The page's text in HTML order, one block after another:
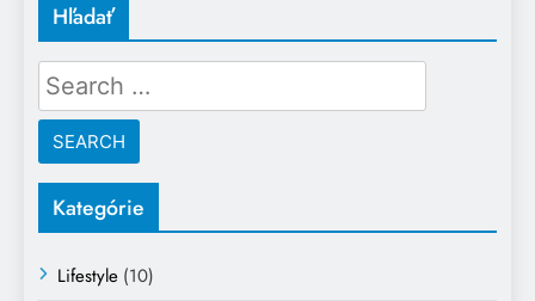
Hľadať
Search
for:
Kategórie
Lifestyle (10)